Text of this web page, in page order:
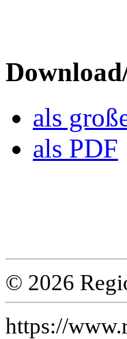
als
als PDF
© 2026
https://